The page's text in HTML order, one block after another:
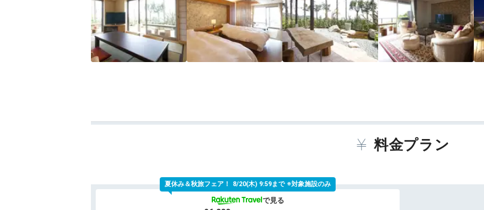
料金プラン
夏休み＆秋旅フェア！ 8/20(木) 9:59まで ※対象施設のみ